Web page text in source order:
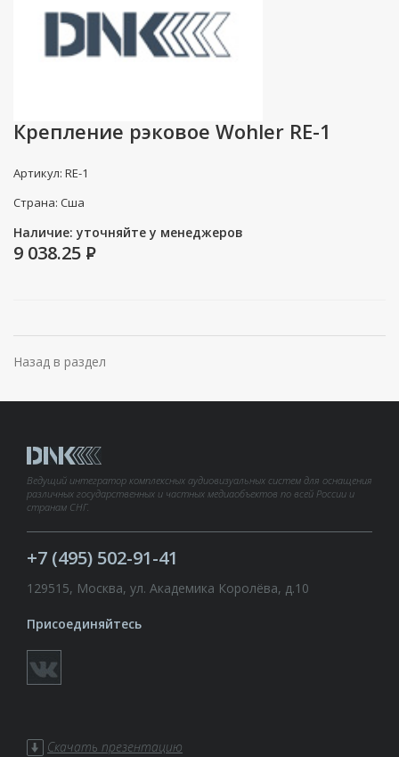
Крепление рэковое Wohler RE-1
Артикул: RE-1
Страна: Сша
Наличие: уточняйте у менеджеров
9 038.25 P
Назад в раздел
Ведущий интегратор комплексных аудиовизуальных систем для оснащения
различных государственных и частных медиаобъектов по всей России и
странам СНГ.
+7 (495) 502-91-41
129515, Москва, ул. Академика Королёва, д.10
Присоединяйтесь
Скачать презентацию